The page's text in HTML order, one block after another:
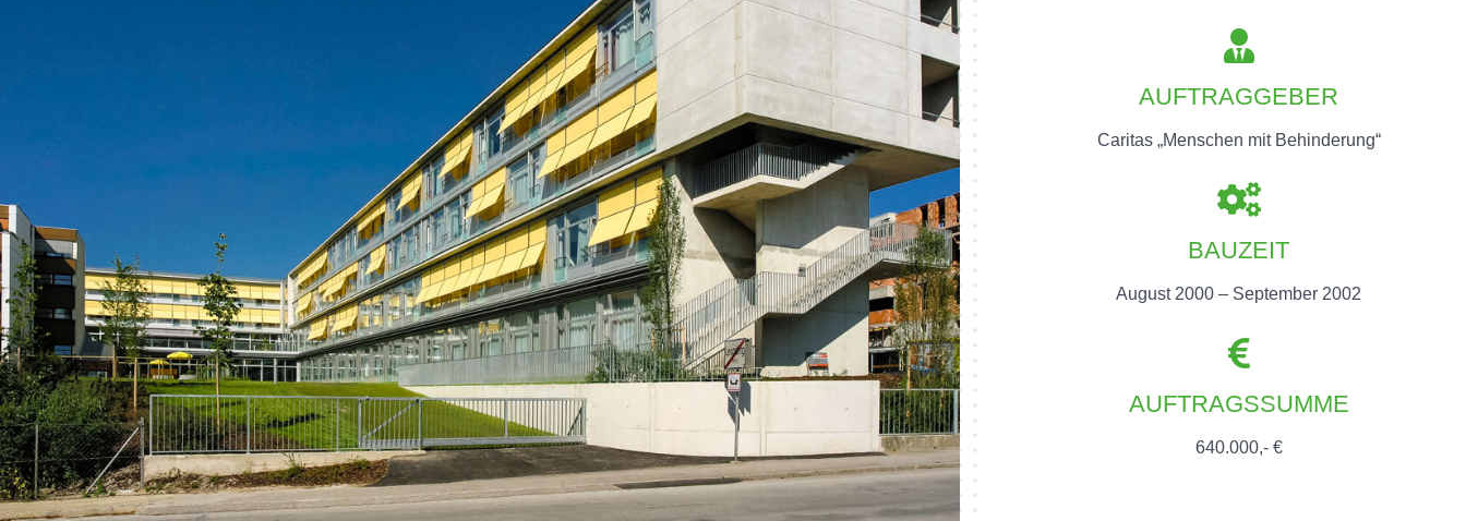
AUFTRAGGEBER
Caritas „Menschen mit Behinderung“
BAUZEIT
August 2000 – September 2002
AUFTRAGSSUMME
640.000,- €